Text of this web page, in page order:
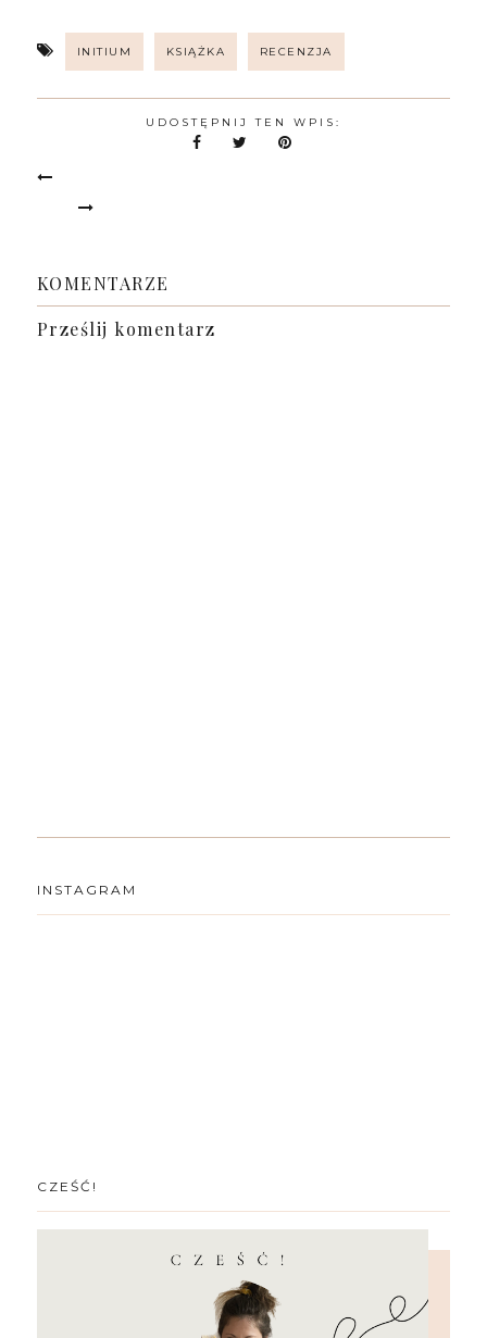
INITIUM KSIĄŻKA RECENZJA
UDOSTĘPNIJ TEN WPIS:
KOMENTARZE
Prześlij komentarz
INSTAGRAM
CZEŚĆ!